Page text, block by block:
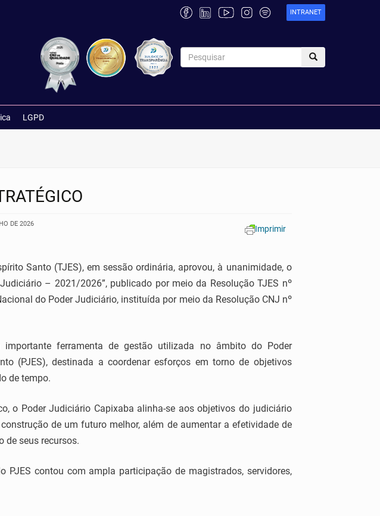
INTRANET
LGPD
Imprimir
DE 2026
Santo (TJES), em sessão ordinária, aprovou, à unanimidade, o
– 2021/2026”, publicado por meio da Resolução TJES nº
do Poder Judiciário, instituída por meio da Resolução CNJ nº
importante ferramenta de gestão utilizada no âmbito do Poder
(PJES), destinada a coordenar esforços em torno de objetivos
de tempo.
o Poder Judiciário Capixaba alinha-se aos objetivos do judiciário
de um futuro melhor, além de aumentar a efetividade de
de seus recursos.
PJES contou com ampla participação de magistrados, servidores,